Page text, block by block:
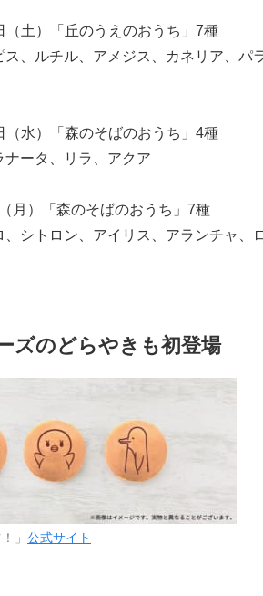
土）「丘のうえのおうち」7種
、ルチル、アメジス、カネリア、パ
水）「森のそばのおうち」4種
ータ、リラ、アクア
月）「森のそばのおうち」7種
シトロン、アイリス、アランチャ、
ズのどらやきも初登場
」 公式サイト